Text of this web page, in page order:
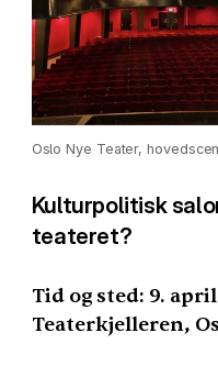
Oslo Nye Teater,
Kulturpolitisk
teateret?
Tid og sted: 9.
Teaterkjelleren,